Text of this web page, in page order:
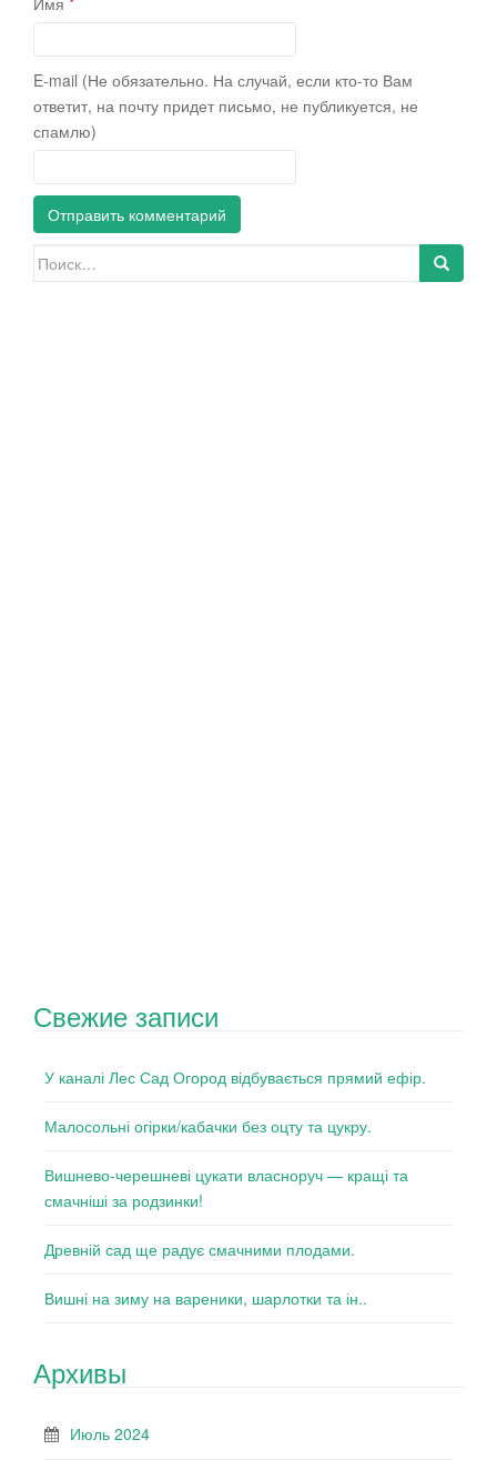
E-mail (Не обязательно. На случай, если кто-то Вам
ответит, на почту придет письмо, не публикуется, не
спамлю)
Искать:
Свежие записи
У каналі Лес Сад Огород відбувається прямий ефір.
Малосольні огірки/кабачки без оцту та цукру.
Вишнево-черешневі цукати власноруч — кращі та
смачніші за родзинки!
Древній сад ще радує смачними плодами.
Вишні на зиму на вареники, шарлотки та ін..
Архивы
Июль 2024